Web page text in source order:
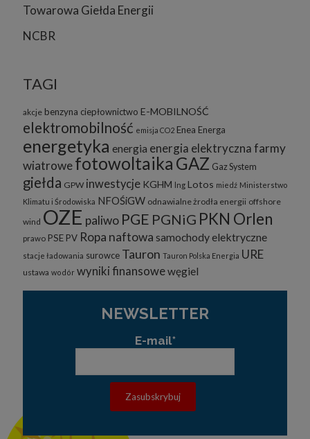
Towarowa Giełda Energii
NCBR
TAGI
akcje benzyna ciepłownictwo E-MOBILNOŚĆ
elektromobilność emisja CO2 Enea Energa
energetyka energia energia elektrycznafarmy
wiatrowefotowoltaika GAZ Gaz System
giełda GPW inwestycje KGHM lng Lotos miedź Ministerstwo
Klimatu i Środowiska NFOŚiGW odnawialne żrodła energii offshore
wind OZE paliwo PGE PGNiG PKN Orlen
prawo PSE PV Ropa naftowa samochody elektryczne
stacje ładowania surowce Tauron Tauron Polska Energia URE
ustawa wodór wyniki finansowewęgiel
NEWSLETTER
E-mail*